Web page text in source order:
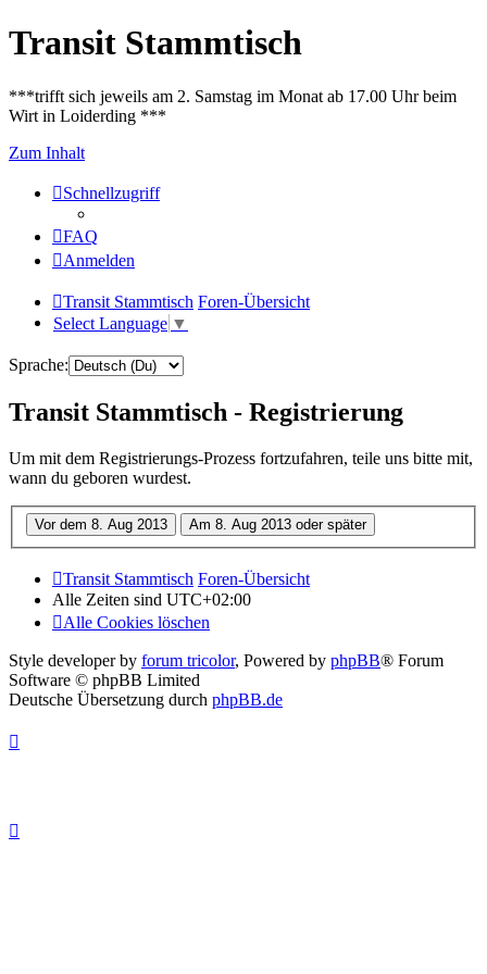
Transit Stammtisch
***trifft sich jeweils am 2. Samstag im Monat ab 17.00 Uhr beim
Wirt in Loiderding ***
Zum Inhalt
Schnellzugriff
FAQ
Anmelden
Transit Stammtisch Foren-Übersicht
Select Language ▼
Sprache:
Transit Stammtisch - Registrierung
Um mit dem Registrierungs-Prozess fortzufahren, teile uns bitte mit,
wann du geboren wurdest.
Transit Stammtisch Foren-Übersicht
Alle Zeiten sind UTC+02:00
Alle Cookies löschen
Style developer by forum tricolor, Powered by phpBB® Forum
Software © phpBB Limited
Deutsche Übersetzung durch phpBB.de